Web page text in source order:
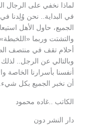
لماذا نخفي على الرجال
في البداية.. نحن وُلِدنا
الجميع، حاول الأهل
والتشتت وربما
أحلام تقف في منتصف
وبالتالي عن الرجل..
أنفسنا بأسرارنا الخاصة
أن نخبر الجميع بكل شيء.
الكاتب ..غاده محمود
دار النشر دون